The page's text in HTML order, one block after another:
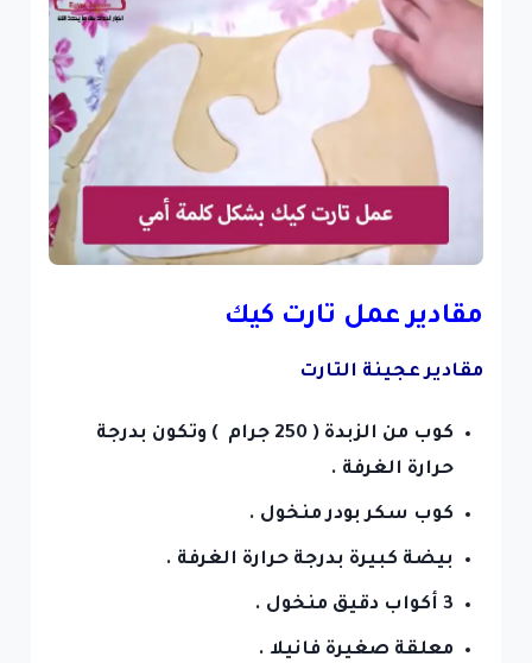
مقادير عمل تارت كيك
مقادير عجينة التارت
كوب من الزبدة ( 250 جرام ) وتكون بدرجة
حرارة الغرفة .
كوب سكر بودر منخول .
بيضة كبيرة بدرجة حرارة الغرفة .
3 أكواب دقيق منخول .
معلقة صغيرة فانيلا .